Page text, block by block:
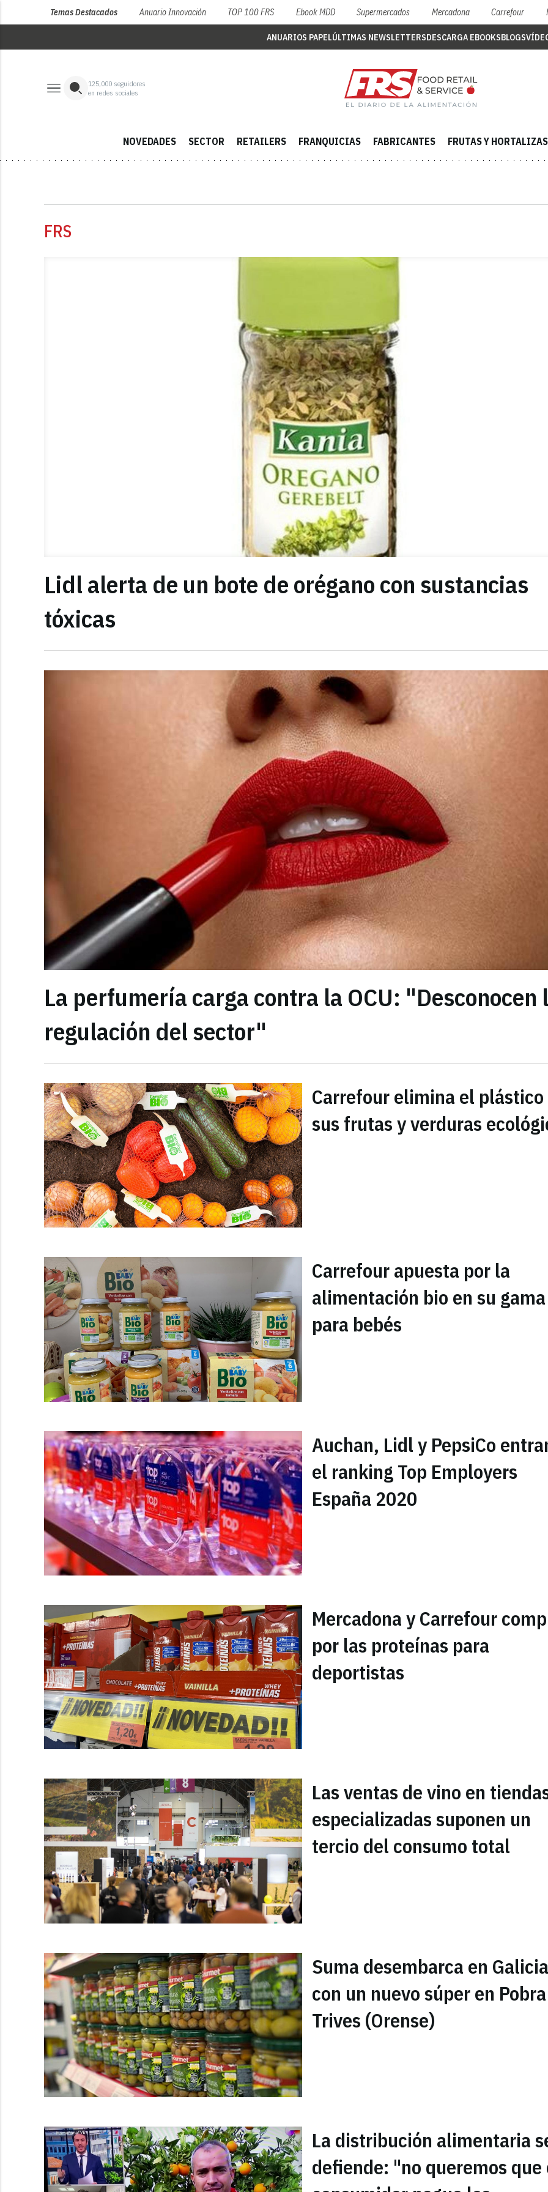
Temas Destacados Anuario Innovación TOP 100 FRS Ebook MDD Supermercados Mercadona Carrefour
ANUARIOS PAPELÚLTIMAS NEWSLETTERSDESCARGA EBOOKSBLOGS
125,000 seguidores
en redes sociales
NOVEDADES SECTOR RETAILERS FRANQUICIAS FABRICANTES FRUTAS Y HORTALIZAS
FRS
Lidl alerta de un bote de orégano con sustancias
tóxicas
La perfumería carga contra la OCU: "Desconocen
regulación del sector"
Carrefour elimina el plástico
sus frutas y verduras
Carrefour apuesta por la
alimentación bio en su gama
para bebés
Auchan, Lidl y PepsiCo
el ranking Top Employers
España 2020
Mercadona y Carrefour
por las proteínas para
deportistas
Las ventas de vino en
especializadas suponen un
tercio del consumo total
Suma desembarca en Galicia
con un nuevo súper en
Trives (Orense)
La distribución alimentaria
defiende: "no queremos que